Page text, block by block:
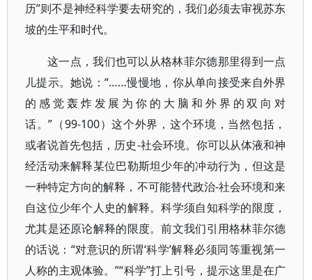
历”则不是神经科学要去研究的，我们必须去审视苏东
坡的生平和时代。
这一点，我们也可以从格林菲尔德那里得到一点
儿提示。她说：“……慢慢地，你从单向接受来自外界
的感觉轰炸发展为你的大脑和外界的双向对
话。”（99-100）这个外界，这个环境，当然包括，
或者说首先包括，历史-社会环境。你可以从体液和神
经活动来解释某位巴勒斯坦少年的冲动行为，但这是
一种特定方向的解释，不可能替代政治-社会环境和来
自这位少年个人史的解释。科学须自知科学的限度，
尤其是还原论解释的限度。前文我们引用格林菲尔德
的话说：“对意识的所谓‘科学’解释必须同等重视第一
人称的主观体验。”“科学”打上引号，提示这里是在广